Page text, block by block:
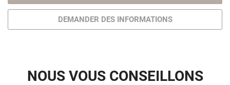
DEMANDER DES INFORMATIONS
NOUS VOUS CONSEILLONS